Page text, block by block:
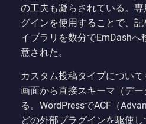
の工夫も凝らされている。
グインを使用することで、
イブラリを数分でEmDashへ
意された。
カスタム投稿タイプについ
画面から直接スキーマ（デ
る。WordPressでACF（
どの外部プラグインを駆使